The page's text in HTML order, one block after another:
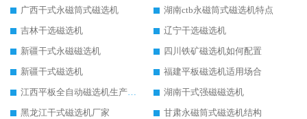
广西干式永磁筒式磁选机
湖南ctb永磁筒式磁选机特点
吉林干选磁选机
辽宁干选磁选机
新疆干式永磁磁选机
四川铁矿磁选机如何配置
新疆干式磁选机
福建平板磁选机适用场合
江西平板全自动磁选机生产厂家
湖南干式强磁磁选机
黑龙江干式磁选机厂家
甘肃永磁筒式磁选机结构